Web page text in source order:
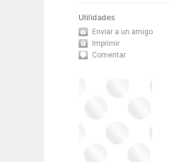
Utilidades
Enviar a un amigo
Imprimir
Comentar